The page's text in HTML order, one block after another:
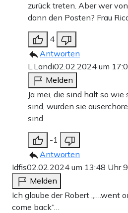
zurück treten. Aber wer
dann den Posten? Frau
4
Antworten
L.Landi02.02.2024 um
Melden
Ja mei, die sind halt so
sind, wurden sie
sind
-1
Antworten
Idfis02.02.2024 um 13:48 Uhr
Melden
Ich glaube der Robert „….went
come back“…